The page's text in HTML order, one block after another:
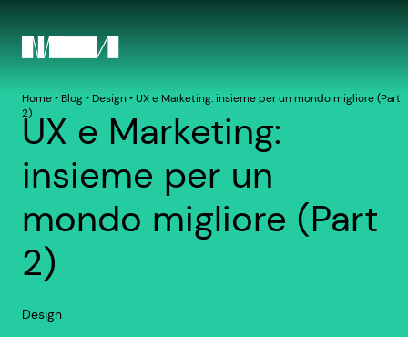
Home‣ Blog‣ Design‣UX e Marketing: insieme per un mondo migliore (Part
2)
UX e Marketing:
insieme per un
mondo migliore (Part
2)
Design